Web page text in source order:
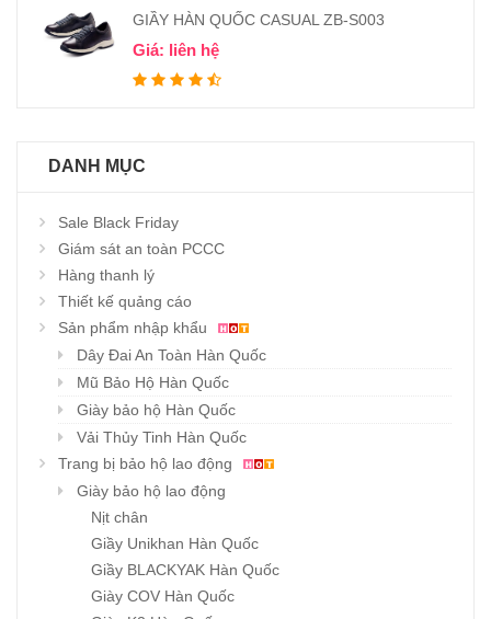
GIẦY HÀN QUỐC CASUAL ZB-S003
Giá: liên hệ
DANH MỤC
Sale Black Friday
Giám sát an toàn PCCC
Hàng thanh lý
Thiết kế quảng cáo
Sản phẩm nhập khẩu
Dây Đai An Toàn Hàn Quốc
Mũ Bảo Hộ Hàn Quốc
Giày bảo hộ Hàn Quốc
Vải Thủy Tinh Hàn Quốc
Trang bị bảo hộ lao động
Giày bảo hộ lao động
Nịt chân
Giầy Unikhan Hàn Quốc
Giầy BLACKYAK Hàn Quốc
Giày COV Hàn Quốc